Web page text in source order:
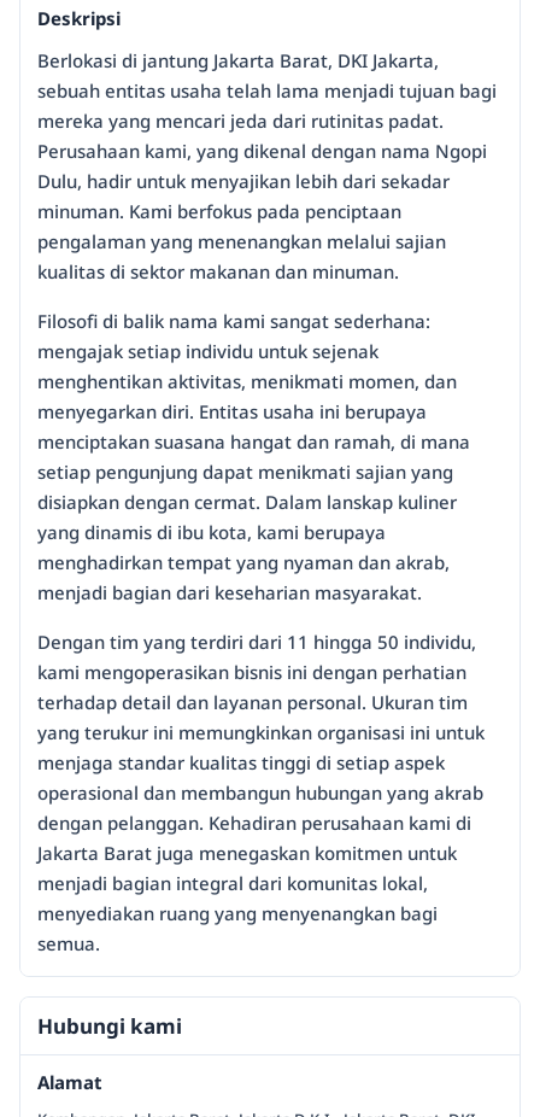
Deskripsi
Berlokasi di jantung Jakarta Barat, DKI Jakarta,
sebuah entitas usaha telah lama menjadi tujuan bagi
mereka yang mencari jeda dari rutinitas padat.
Perusahaan kami, yang dikenal dengan nama Ngopi
Dulu, hadir untuk menyajikan lebih dari sekadar
minuman. Kami berfokus pada penciptaan
pengalaman yang menenangkan melalui sajian
kualitas di sektor makanan dan minuman.
Filosofi di balik nama kami sangat sederhana:
mengajak setiap individu untuk sejenak
menghentikan aktivitas, menikmati momen, dan
menyegarkan diri. Entitas usaha ini berupaya
menciptakan suasana hangat dan ramah, di mana
setiap pengunjung dapat menikmati sajian yang
disiapkan dengan cermat. Dalam lanskap kuliner
yang dinamis di ibu kota, kami berupaya
menghadirkan tempat yang nyaman dan akrab,
menjadi bagian dari keseharian masyarakat.
Dengan tim yang terdiri dari 11 hingga 50 individu,
kami mengoperasikan bisnis ini dengan perhatian
terhadap detail dan layanan personal. Ukuran tim
yang terukur ini memungkinkan organisasi ini untuk
menjaga standar kualitas tinggi di setiap aspek
operasional dan membangun hubungan yang akrab
dengan pelanggan. Kehadiran perusahaan kami di
Jakarta Barat juga menegaskan komitmen untuk
menjadi bagian integral dari komunitas lokal,
menyediakan ruang yang menyenangkan bagi
semua.
Hubungi kami
Alamat